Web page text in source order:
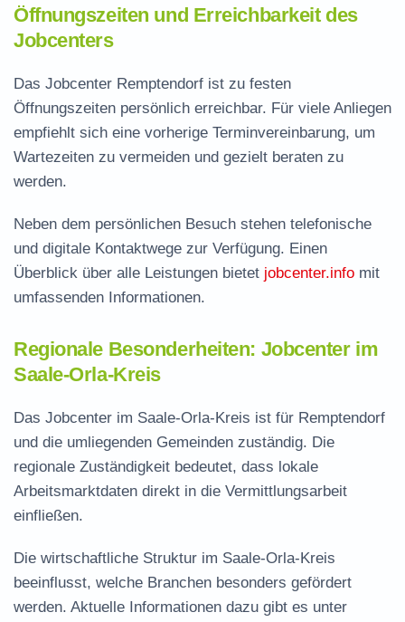
Öffnungszeiten und Erreichbarkeit des
Jobcenters
Das Jobcenter Remptendorf ist zu festen
Öffnungszeiten persönlich erreichbar. Für viele Anliegen
empfiehlt sich eine vorherige Terminvereinbarung, um
Wartezeiten zu vermeiden und gezielt beraten zu
werden.
Neben dem persönlichen Besuch stehen telefonische
und digitale Kontaktwege zur Verfügung. Einen
Überblick über alle Leistungen bietet jobcenter.info mit
umfassenden Informationen.
Regionale Besonderheiten: Jobcenter im
Saale-Orla-Kreis
Das Jobcenter im Saale-Orla-Kreis ist für Remptendorf
und die umliegenden Gemeinden zuständig. Die
regionale Zuständigkeit bedeutet, dass lokale
Arbeitsmarktdaten direkt in die Vermittlungsarbeit
einfließen.
Die wirtschaftliche Struktur im Saale-Orla-Kreis
beeinflusst, welche Branchen besonders gefördert
werden. Aktuelle Informationen dazu gibt es unter